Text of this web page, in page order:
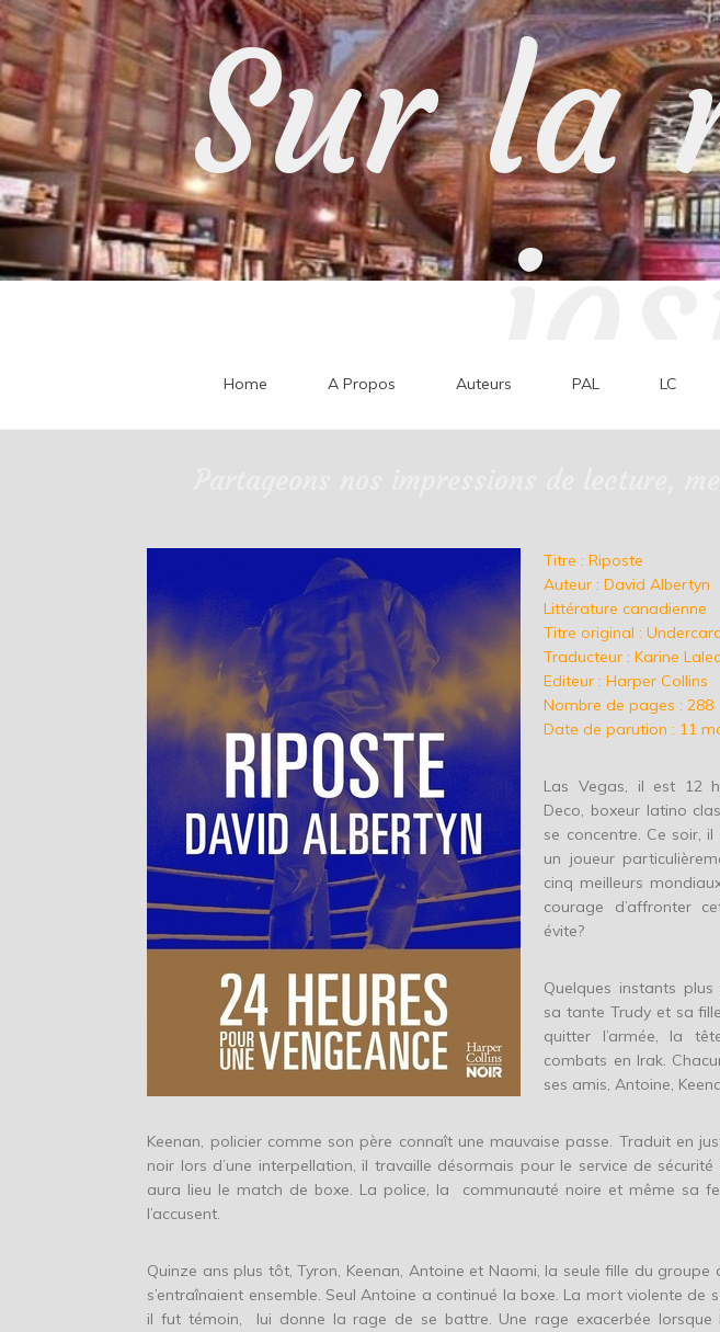
Skip
to
content
Sur la
Home A Propos Auteurs PAL LC
Titre : Riposte
Auteur : David Albertyn
Littérature canadienne
Titre original :
Traducteur : Karine
Editeur : Harper Collins
Nombre de pages : 288
Date de parution : 11
Las Vegas, il est 12
Deco, boxeur latino
se concentre. Ce soir,
un joueur
cinq meilleurs
courage d’affronter
évite?
Quelques instants
sa tante Trudy et sa
quitter l’armée, la
combats en Irak.
ses amis, Antoine,
Keenan, policier comme son père connaît une mauvaise passe. Traduit en
noir lors d’une interpellation, il travaille désormais pour le service de
aura lieu le match de boxe. La police, la communauté noire et même sa
l’accusent.
Quinze ans plus tôt, Tyron, Keenan, Antoine et Naomi, la seule fille du
s’entraînaient ensemble. Seul Antoine a continué la boxe. La mort violente de
il fut témoin, lui donne la rage de se battre. Une rage exacerbée lorsque